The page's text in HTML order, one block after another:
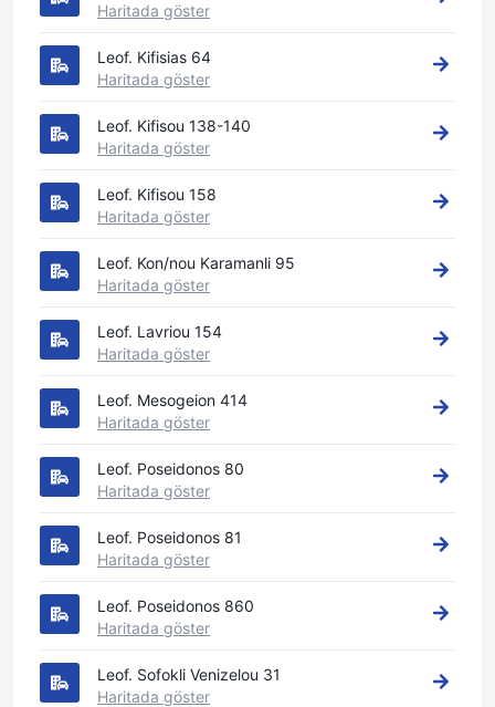
Haritada göster
Leof. Kifisias 64
Haritada göster
Leof. Kifisou 138-140
Haritada göster
Leof. Kifisou 158
Haritada göster
Leof. Kon/nou Karamanli 95
Haritada göster
Leof. Lavriou 154
Haritada göster
Leof. Mesogeion 414
Haritada göster
Leof. Poseidonos 80
Haritada göster
Leof. Poseidonos 81
Haritada göster
Leof. Poseidonos 860
Haritada göster
Leof. Sofokli Venizelou 31
Haritada göster